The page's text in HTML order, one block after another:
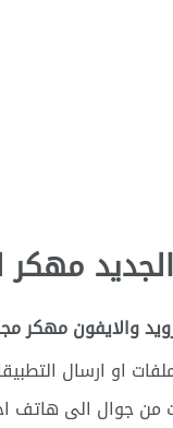
مهكر
والايفون مهكر
او ارسال
من جوال الى هاتف